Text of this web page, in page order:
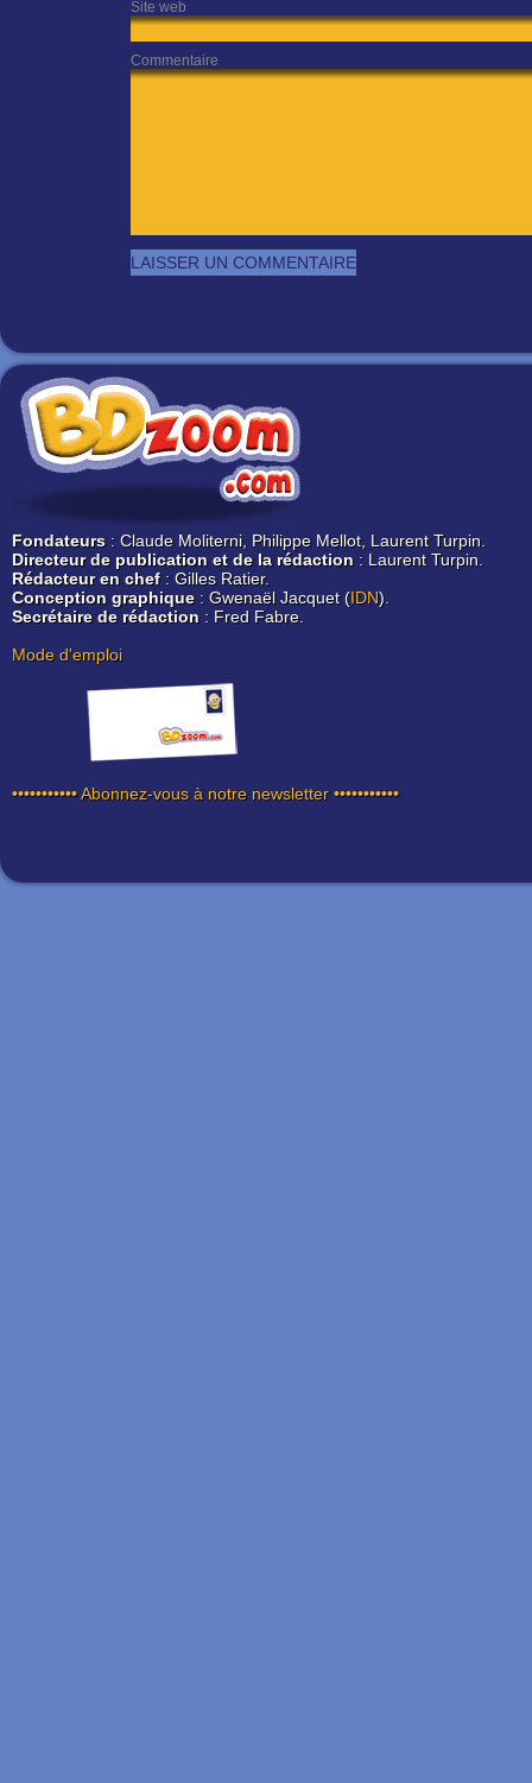
Site web
Commentaire
Fondateurs : Claude Moliterni, Philippe Mellot, Laurent Turpin.
Directeur de publication et de la rédaction : Laurent Turpin.
Rédacteur en chef: Gilles Ratier.
Conception graphique: Gwenaël Jacquet (IDN).
Secrétaire de rédaction : Fred Fabre.
Mode d'emploi
••••••••••• Abonnez-vous à notre newsletter •••••••••••